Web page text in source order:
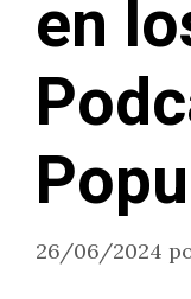
en
26/06/2024